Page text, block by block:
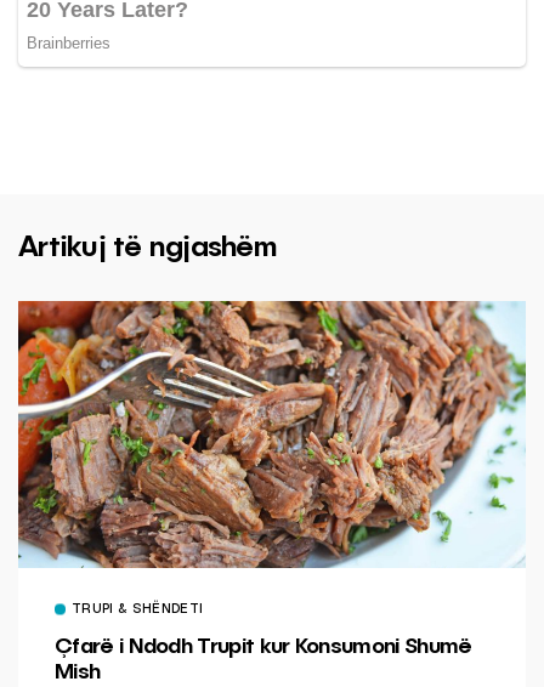
Artikuj të ngjashëm
TRUPI & SHËNDETI
Çfarë i Ndodh Trupit kur Konsumoni Shumë
Mish